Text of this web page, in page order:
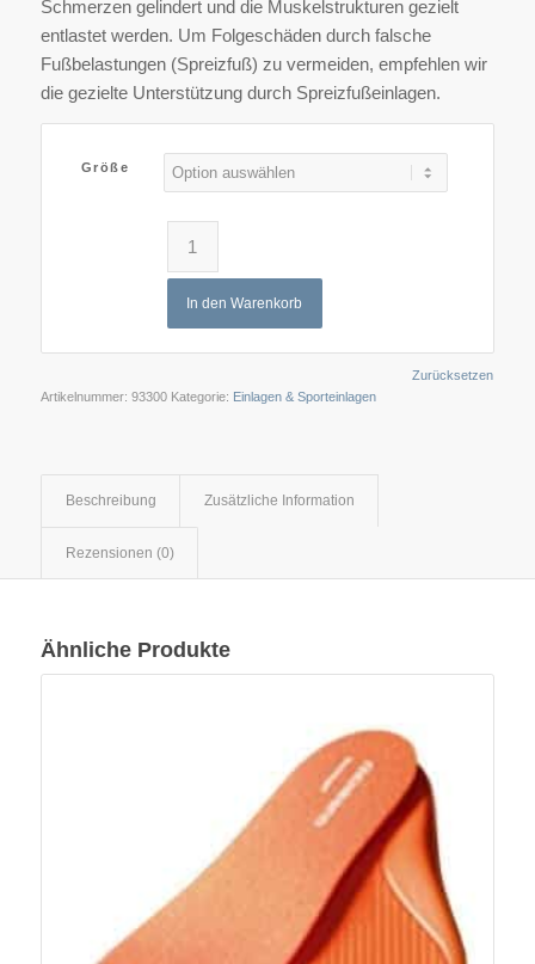
Schmerzen gelindert und die Muskelstrukturen gezielt
entlastet werden. Um Folgeschäden durch falsche
Fußbelastungen (Spreizfuß) zu vermeiden, empfehlen wir
die gezielte Unterstützung durch Spreizfußeinlagen.
Größe
Zurücksetzen
In den Warenkorb
Artikelnummer: 93300 Kategorie: Einlagen & Sporteinlagen
Beschreibung Zusätzliche Information
Rezensionen (0)
Ähnliche Produkte